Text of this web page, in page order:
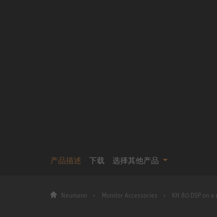
产品描述 下载 选择其他产品
Neumann Monitor Accessories KH 80 DSP on